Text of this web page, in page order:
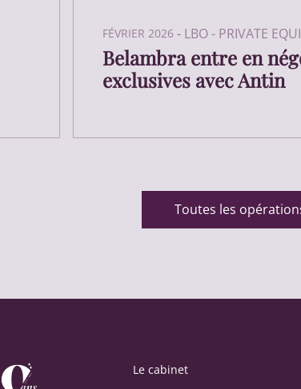
FÉVRIER 2026- LBO - PRIVATE
Belambra entre en
exclusives avec Antin
Toutes les
Le cabinet